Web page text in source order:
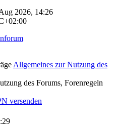
2026, 14:26
Allgemeines zur Nutzung des
des Forums, Forenregeln
versenden